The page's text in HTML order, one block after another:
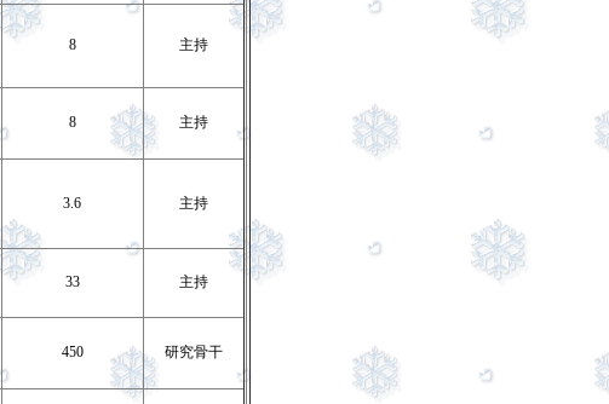
8 主持
8 主持
3.6 主持
33 主持
450 研究骨干